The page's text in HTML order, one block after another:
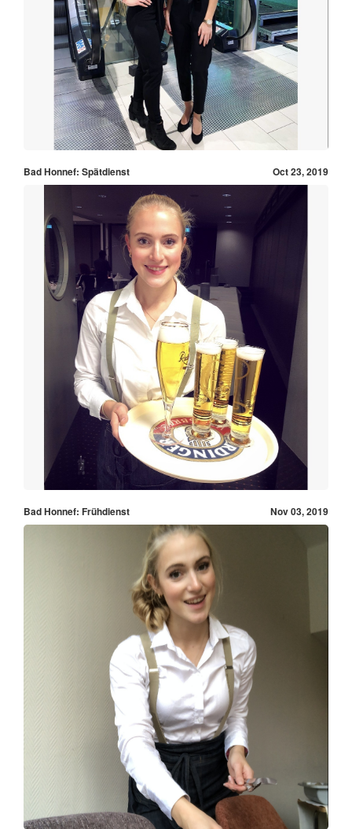
Bad Honnef: Spätdienst Oct 23, 2019
Bad Honnef: Frühdienst Nov 03, 2019